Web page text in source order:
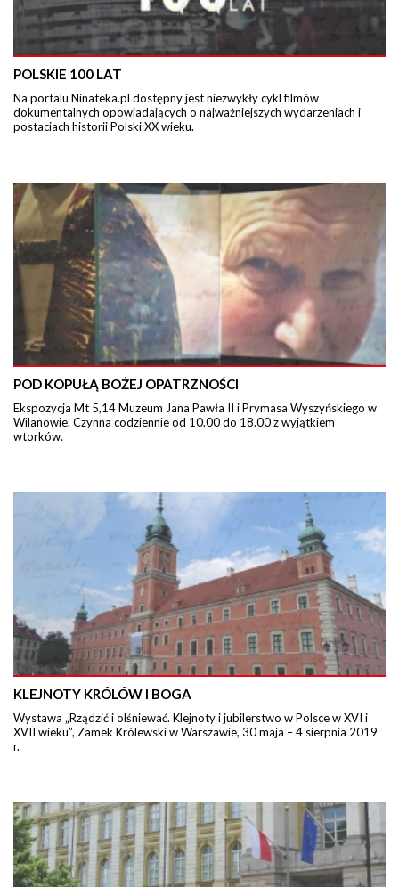
POLSKIE 100 LAT
Na portalu Ninateka.pl dostępny jest niezwykły cykl filmów
dokumentalnych opowiadających o najważniejszych wydarzeniach i
postaciach historii Polski XX wieku.
POD KOPUŁĄ BOŻEJ OPATRZNOŚCI
Ekspozycja Mt 5,14 Muzeum Jana Pawła II i Prymasa Wyszyńskiego w
Wilanowie. Czynna codziennie od 10.00 do 18.00 z wyjątkiem
wtorków.
KLEJNOTY KRÓLÓW I BOGA
Wystawa „Rządzić i olśniewać. Klejnoty i jubilerstwo w Polsce w XVI i
XVII wieku”, Zamek Królewski w Warszawie, 30 maja – 4 sierpnia 2019
r.